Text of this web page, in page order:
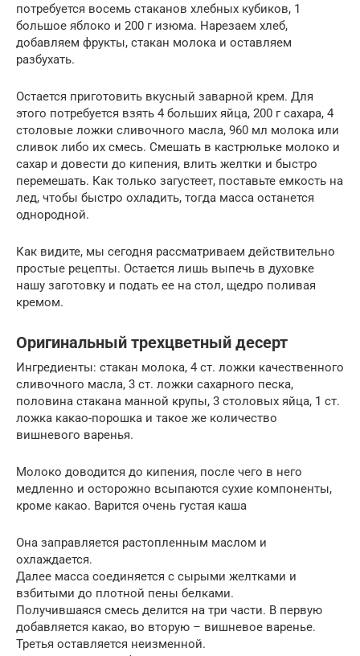
потребуется восемь стаканов хлебных кубиков, 1
большое яблоко и 200 г изюма. Нарезаем хлеб,
добавляем фрукты, стакан молока и оставляем
разбухать.
Остается приготовить вкусный заварной крем. Для
этого потребуется взять 4 больших яйца, 200 г сахара, 4
столовые ложки сливочного масла, 960 мл молока или
сливок либо их смесь. Смешать в кастрюльке молоко и
сахар и довести до кипения, влить желтки и быстро
перемешать. Как только загустеет, поставьте емкость на
лед, чтобы быстро охладить, тогда масса останется
однородной.
Как видите, мы сегодня рассматриваем действительно
простые рецепты. Остается лишь выпечь в духовке
нашу заготовку и подать ее на стол, щедро поливая
кремом.
Оригинальный трехцветный десерт
Ингредиенты: стакан молока, 4 ст. ложки качественного
сливочного масла, 3 ст. ложки сахарного песка,
половина стакана манной крупы, 3 столовых яйца, 1 ст.
ложка какао-порошка и такое же количество
вишневого варенья.
Молоко доводится до кипения, после чего в него
медленно и осторожно всыпаются сухие компоненты,
кроме какао. Варится очень густая каша
Она заправляется растопленным маслом и
охлаждается.
Далее масса соединяется с сырыми желтками и
взбитыми до плотной пены белками.
Получившаяся смесь делится на три части. В первую
добавляется какао, во вторую – вишневое варенье.
Третья оставляется неизменной.